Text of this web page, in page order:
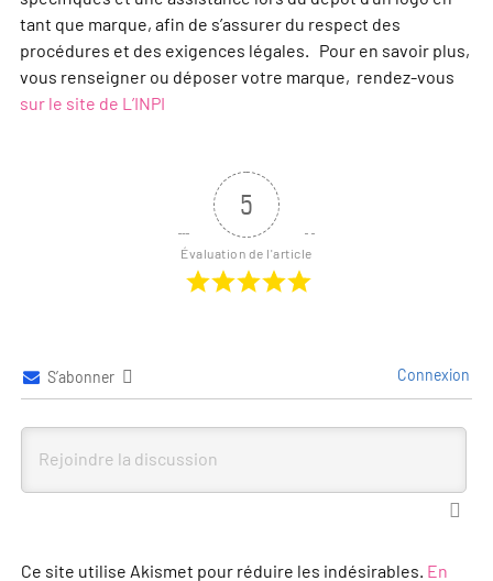
tant que marque, afin de s’assurer du respect des
procédures et des exigences légales. Pour en savoir plus,
vous renseigner ou déposer votre marque, rendez-vous
sur le site de L’INPI
5
Évaluation de l'article
S’abonner Connexion
Ce site utilise Akismet pour réduire les indésirables. En